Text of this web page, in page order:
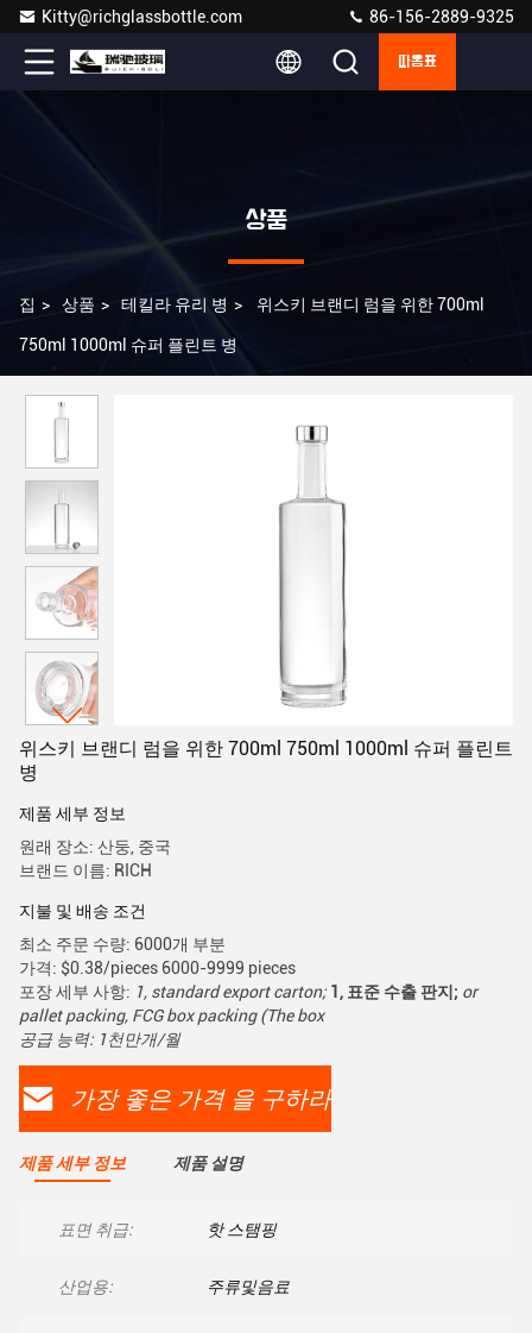
Kitty@richglassbottle.com 86-156-2889-9325
따옴표
상품
집 > 상품 > 테킬라 유리 병 > 위스키 브랜디 럼을 위한 700ml
750ml 1000ml 슈퍼 플린트 병
위스키 브랜디 럼을 위한 700ml 750ml 1000ml 슈퍼 플린트
병
제품 세부 정보
원래 장소: 산둥, 중국
브랜드 이름: RICH
지불 및 배송 조건
최소 주문 수량: 6000개 부분
가격: $0.38/pieces 6000-9999 pieces
포장 세부 사항: 1, standard export carton; 1, 표준 수출 판지; or
pallet packing, FCG box packing (The box
공급 능력: 1천만개/월
가장 좋은 가격 을 구하라
제품 세부 정보 제품 설명
표면 취급: 핫 스탬핑
산업용: 주류및음료